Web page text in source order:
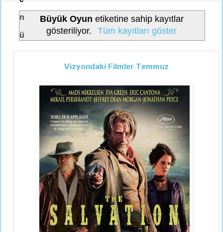
n
ü
Büyük Oyun etiketine sahip kayıtlar
gösteriliyor.
Tüm kayıtları göster
Vizyondaki Filmler Temmuz